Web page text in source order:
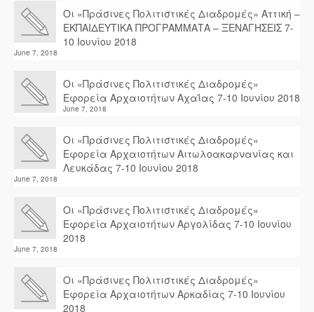
Οι «Πράσινες Πολιτιστικές Διαδρομές» Αττική –
ΕΚΠΑΙΔΕΥΤΙΚΑ ΠΡΟΓΡΑΜΜΑΤΑ – ΞΕΝΑΓΗΣΕΙΣ 7-
10 Ιουνίου 2018
June 7, 2018
Οι «Πράσινες Πολιτιστικές Διαδρομές»
Εφορεία Αρχαιοτήτων Αχαΐας 7-10 Ιουνίου 2018
June 7, 2018
Οι «Πράσινες Πολιτιστικές Διαδρομές»
Εφορεία Αρχαιοτήτων Αιτωλοακαρνανίας και
Λευκάδας 7-10 Ιουνίου 2018
June 7, 2018
Οι «Πράσινες Πολιτιστικές Διαδρομές»
Εφορεία Αρχαιοτήτων Αργολίδας 7-10 Ιουνίου
2018
June 7, 2018
Οι «Πράσινες Πολιτιστικές Διαδρομές»
Εφορεία Αρχαιοτήτων Αρκαδίας 7-10 Ιουνίου
2018